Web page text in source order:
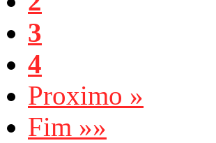
3
4
Proximo »
Fim »»